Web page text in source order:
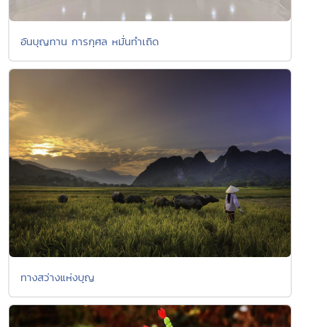
อันบุญทาน การกุศล หมั่นทำเถิด
ทางสว่างแห่งบุญ